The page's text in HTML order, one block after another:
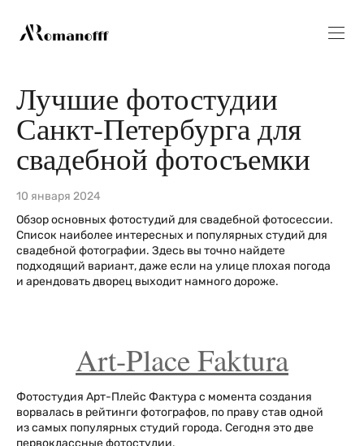
Лучшие фотостудии
Санкт-Петербурга для
свадебной фотосъемки
10 января 2024
Обзор основных фотостудий для свадебной фотосессии.
Список наиболее интересных и популярных студий для
свадебной фотографии. Здесь вы точно найдете
подходящий вариант, даже если на улице плохая погода
и арендовать дворец выходит намного дороже.
Art-Place Faktura
Фотостудия Арт-Плейс Фактура с момента создания
ворвалась в рейтинги фотографов, по праву став одной
из самых популярных студий города. Сегодня это две
первоклассные фотостудии.